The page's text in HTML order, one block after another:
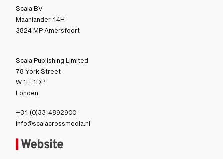
Scala BV
Maanlander 14H
3824 MP Amersfoort
Scala Publishing Limited
78 York Street
W1H 1DP
Londen
+31 (0)33-4892900
info@scalacrossmedia.nl
Website